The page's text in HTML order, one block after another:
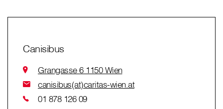
Canisibus
Grangasse 6 1150 Wien
canisibus(at)caritas-wien.at
01 878 126 09